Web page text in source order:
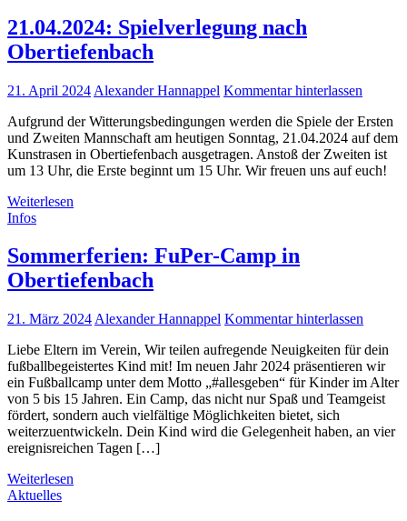
21.04.2024: Spielverlegung nach
Obertiefenbach
21. April 2024 Alexander Hannappel Kommentar hinterlassen
Aufgrund der Witterungsbedingungen werden die Spiele der Ersten
und Zweiten Mannschaft am heutigen Sonntag, 21.04.2024 auf dem
Kunstrasen in Obertiefenbach ausgetragen. Anstoß der Zweiten ist
um 13 Uhr, die Erste beginnt um 15 Uhr. Wir freuen uns auf euch!
Weiterlesen
Infos
Sommerferien: FuPer-Camp in
Obertiefenbach
21. März 2024 Alexander Hannappel Kommentar hinterlassen
Liebe Eltern im Verein, Wir teilen aufregende Neuigkeiten für dein
fußballbegeistertes Kind mit! Im neuen Jahr 2024 präsentieren wir
ein Fußballcamp unter dem Motto „#allesgeben“ für Kinder im Alter
von 5 bis 15 Jahren. Ein Camp, das nicht nur Spaß und Teamgeist
fördert, sondern auch vielfältige Möglichkeiten bietet, sich
weiterzuentwickeln. Dein Kind wird die Gelegenheit haben, an vier
ereignisreichen Tagen […]
Weiterlesen
Aktuelles